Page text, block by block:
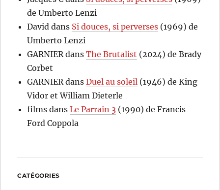
de Umberto Lenzi
David dans Si douces, si perverses (1969) de
Umberto Lenzi
GARNIERdansThe Brutalist (2024) de Brady
Corbet
GARNIERdansDuel au soleil (1946) de King
Vidor et William Dieterle
films dansLe Parrain 3 (1990) de Francis
Ford Coppola
CATÉGORIES